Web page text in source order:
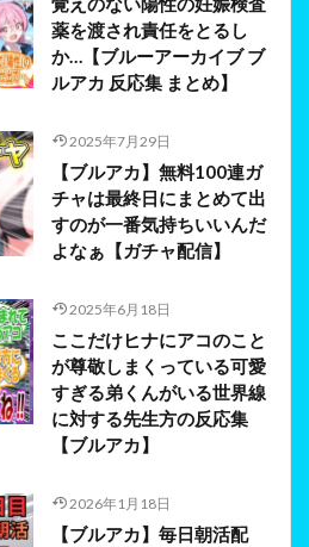
薬を渡され責任をとるし
か…【ブルーアーカイブ ブ
ルアカ 反応集 まとめ】
2025年7月29日
【ブルアカ】無料100連ガ
チャは最終日にまとめて出
すのが一番気持ちいいんだ
よなぁ【ガチャ配信】
2025年6月18日
ここだけヒナにアコのこと
が尊敬しまくっている可愛
すぎる弟くんがいる世界線
に対する先生方の反応集
【ブルアカ】
2026年1月18日
【ブルアカ】毎日朝活配